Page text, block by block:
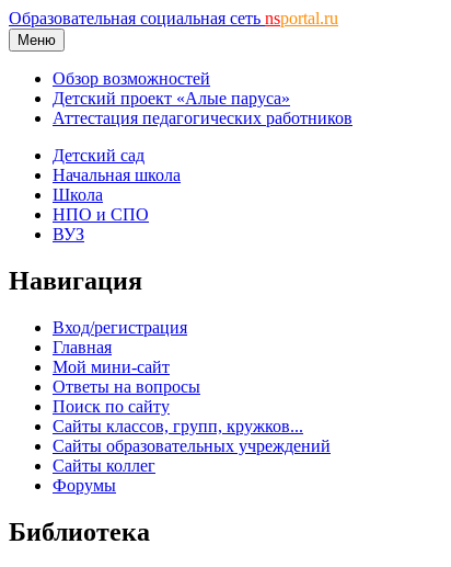
Образовательная социальная сеть nsportal.ru
Меню
Обзор возможностей
Детский проект «Алые паруса»
Аттестация педагогических работников
Детский сад
Начальная школа
Школа
НПО и СПО
ВУЗ
Навигация
Вход/регистрация
Главная
Мой мини-сайт
Ответы на вопросы
Поиск по сайту
Сайты классов, групп, кружков...
Сайты образовательных учреждений
Сайты коллег
Форумы
Библиотека